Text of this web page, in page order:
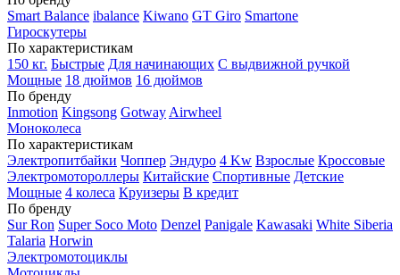
Smart Balance ibalance Kiwano GT Giro Smartone
Гироскутеры
По характеристикам
150 кг. Быстрые Для начинающих С выдвижной ручкой
Мощные 18 дюймов 16 дюймов
По бренду
Inmotion Kingsong Gotway Airwheel
Моноколеса
По характеристикам
Электропитбайки Чоппер Эндуро 4 Kw Взрослые Кроссовые
Электромотороллеры Китайские Спортивные Детские
Мощные 4 колеса Круизеры В кредит
По бренду
Sur Ron Super Soco Moto Denzel Panigale Kawasaki White Siberia
Talaria Horwin
Электромотоциклы